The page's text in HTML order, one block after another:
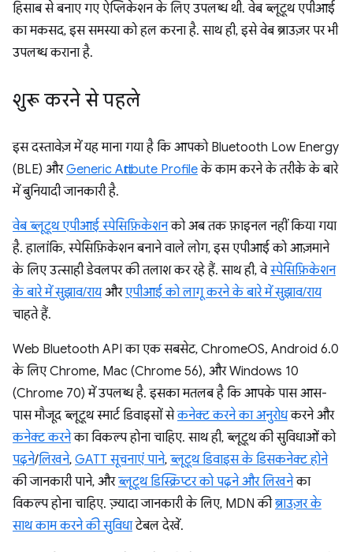
हिसाब से बनाए गए ऐप्लिकेशन के लिए उपलब्ध थी. वेब ब्लूटूथ एपीआई
का मकसद, इस समस्या को हल करना है. साथ ही, इसे वेब ब्राउज़र पर भी
उपलब्ध कराना है.
शुरू करने से पहले
इस दस्तावेज़ में यह माना गया है कि आपको Bluetooth Low Energy
(BLE) औरGeneric Attribute Profileके काम करने के तरीके के बारे
में बुनियादी जानकारी है.
वेब ब्लूटूथ एपीआई स्पेसिफ़िकेशनको अब तक फ़ाइनल नहीं किया गया
है. हालांकि, स्पेसिफ़िकेशन बनाने वाले लोग, इस एपीआई को आज़माने
के लिए उत्साही डेवलपर की तलाश कर रहे हैं. साथ ही, वेस्पेसिफ़िकेशन
के बारे में सुझाव/रायऔरएपीआई को लागू करने के बारे में सुझाव/राय
चाहते हैं.
Web Bluetooth API का एक सबसेट, ChromeOS, Android 6.0
के लिए Chrome, Mac (Chrome 56), और Windows 10
(Chrome 70) में उपलब्ध है. इसका मतलब है कि आपके पास आस-
पास मौजूद ब्लूटूथ स्मार्ट डिवाइसों सेकनेक्ट करने का अनुरोधकरने और
कनेक्ट करनेका विकल्प होना चाहिए. साथ ही, ब्लूटूथ की सुविधाओं को
पढ़ने/लिखने, GATT सूचनाएं पाने, ब्लूटूथ डिवाइस के डिसकनेक्ट होने
की जानकारी पाने, औरब्लूटूथ डिस्क्रिप्टर को पढ़ने और लिखनेका
विकल्प होना चाहिए. ज़्यादा जानकारी के लिए, MDN कीब्राउज़र के
साथ काम करने की सुविधाटेबल देखें.